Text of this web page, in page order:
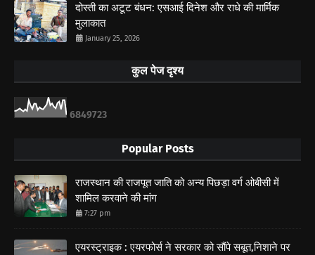
दोस्ती का अटूट बंधन: एसआई दिनेश और राधे की मार्मिक
मुलाकात
January 25, 2026
कुल पेज दृश्य
6849723
Popular Posts
राजस्थान की राजपूत जाति को अन्य पिछड़ा वर्ग ओबीसी में
शामिल करवाने की मांग
7:27 pm
एयरस्ट्राइक : एयरफोर्स ने सरकार को सौंपे सबूत,निशाने पर